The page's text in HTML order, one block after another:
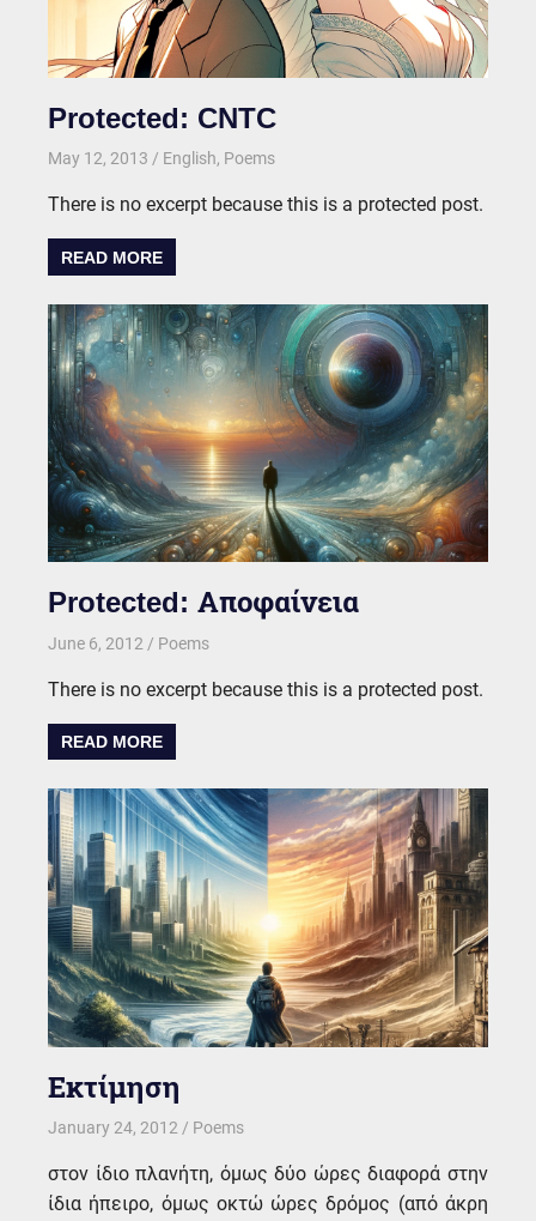
Protected: CNTC
May 12, 2013 kgk
English, Poems
There is no excerpt because this is a protected post.
READ MORE
Protected: Αποφαίνεια
June 6, 2012 kgk
Poems
There is no excerpt because this is a protected post.
READ MORE
Εκτίμηση
January 24, 2012 kgk
Poems
στον ίδιο πλανήτη, όμως δύο ώρες διαφορά στην
ίδια ήπειρο, όμως οκτώ ώρες δρόμος (από άκρη